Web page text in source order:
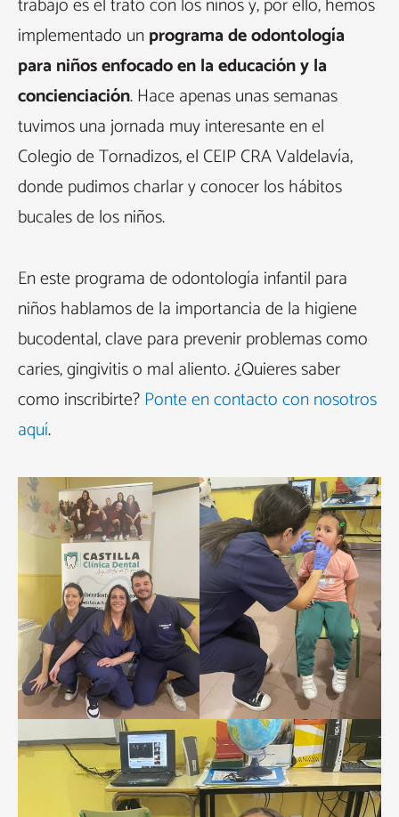
trabajo es el trato con los niños y, por ello, hemos
implementado un programa de odontología
para niños enfocado en la educación y la
concienciación. Hace apenas unas semanas
tuvimos una jornada muy interesante en el
Colegio de Tornadizos, el CEIP CRA Valdelavía,
donde pudimos charlar y conocer los hábitos
bucales de los niños.
En este programa de odontología infantil para
niños hablamos de la importancia de la higiene
bucodental, clave para prevenir problemas como
caries, gingivitis o mal aliento. ¿Quieres saber
como inscribirte? Ponte en contacto con nosotros
aquí.